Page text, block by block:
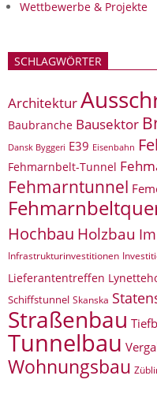
Wettbewerbe & Projekte
SCHLAGWÖRTER
Architektur
Baubranche Bausektor
Dansk Byggeri E39 Eisenbahn
Fehmarnbelt-Tunnel
Fehmarntunnel
Hochbau Holzbau
Infrastrukturinvestitionen
Lieferantentreffen
Schiffstunnel Skanska
Straßenbau
Tunnelbau
Wohnungsbau